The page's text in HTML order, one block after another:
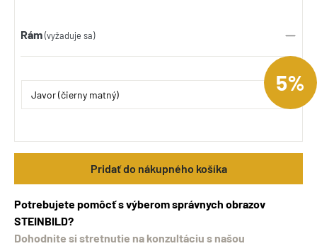
Rám(vyžaduje sa)
Pridať do nákupného košíka
Potrebujete pomôcť s výberom správnych obrazov
STEINBILD?
Dohodnite si stretnutie na konzultáciu s našou
5%